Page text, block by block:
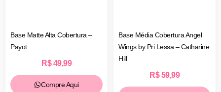
Base Matte Alta Cobertura –
Payot
R$49,99
Compre Aqui
Base Média Cobertura Angel
Wings by Pri Lessa – Catharine
Hill
R$59,99